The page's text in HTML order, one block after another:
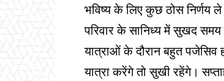
भविष्य के लिए कुछ ठोस
परिवार के सानिध्य में सुखद
यात्राओं के दौरान बहुत
यात्रा करेंगे तो सुखी रहेंगे।